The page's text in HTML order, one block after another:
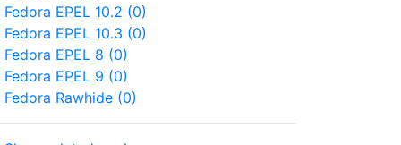
Fedora EPEL 10.2 (0)
Fedora EPEL 10.3 (0)
Fedora EPEL 8 (0)
Fedora EPEL 9 (0)
Fedora Rawhide (0)